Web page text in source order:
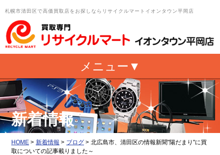
札幌市清田区で高価買取店をお探しならリサイクルマートイオンタウン平岡店
新着情報
HOME > 新着情報 > ブログ > 北広島市、清田区の情報新聞"陽だまり"に買
取についての記事載りました～